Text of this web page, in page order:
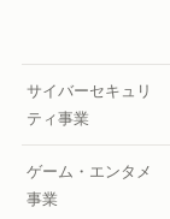
サイバーセキュリ
ティ事業
ゲーム・エンタメ
事業